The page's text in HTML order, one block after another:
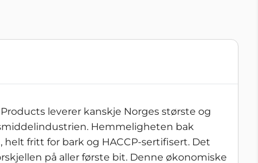
leverer kanskje Norges største og
Hemmeligheten bak
fritt for bark og HACCP-sertifisert. Det
på aller første bit. Denne økonomiske